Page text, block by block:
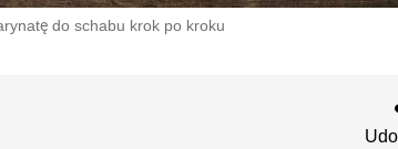
do schabu krok po kroku